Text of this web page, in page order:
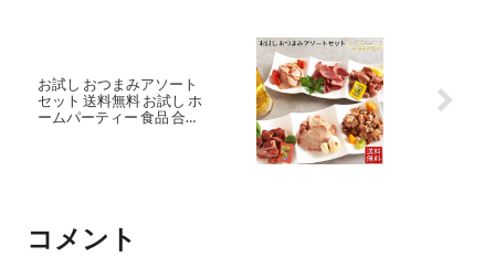
もち玄米 青大豆 高きび も
ちあわ ひえ
お試し おつまみアソート
セット 送料無料 お試し ホ
ームパーティー 食品 合鴨
コメント